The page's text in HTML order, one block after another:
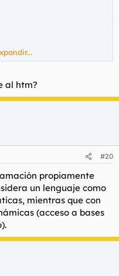
al htm?
#20
propiamente
un lenguaje como
mientras que con
(acceso a bases